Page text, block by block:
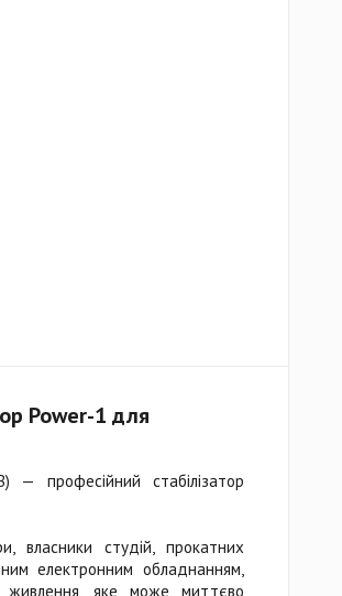
Power-1 для
професійний стабілізатор
власники студій, прокатних
електронним обладнанням,
живлення, яке може миттєво